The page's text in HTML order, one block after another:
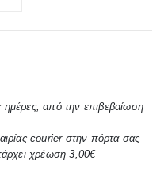
από την επιβεβαίωση
courier στην πόρτα σας
χρέωση 3,00€